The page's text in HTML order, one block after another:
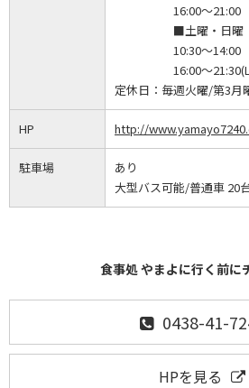
16:00～21:00
■土曜・日曜
10:30～14:00
16:00～
定休日： 毎週火曜/第3月
HP http://
駐車場
あり
大型バス可能/普通車 20
食事処 やまよに行く前に
0438-41-
HPを見る